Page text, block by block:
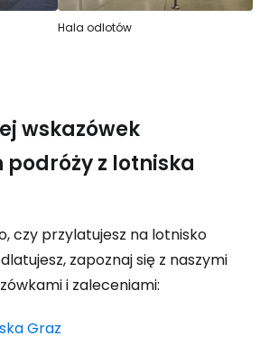
Hala odlotów
wskazówek
z lotniska
czy przylatujesz na lotnisko
zapoznaj się z naszymi
i zaleceniami:
Graz